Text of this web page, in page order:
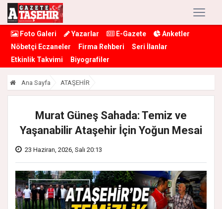
Foto Galeri Yazarlar E-Gazete
Anketler
Nöbetçi Eczaneler
Firma Rehberi
Seri İlanlar
Etkinlik Takvimi
Biyografiler
Ana Sayfa ATAŞEHİR
Murat Güneş Sahada: Temiz ve
Yaşanabilir Ataşehir İçin Yoğun Mesai
23 Haziran, 2026, Salı 20:13